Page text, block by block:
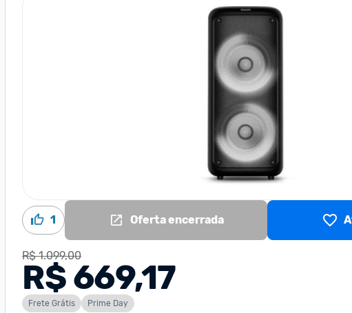
1 Oferta encerrada
R$ 1.099,00
R$ 669,17
Frete Grátis Prime Day